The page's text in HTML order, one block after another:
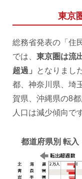
東京
総務省発表の「住
では、 東京圏は流
超過」
となりまし
都、神奈川県、埼
賀県、沖縄県の8
人口は減少傾向で
都道府県別 転入